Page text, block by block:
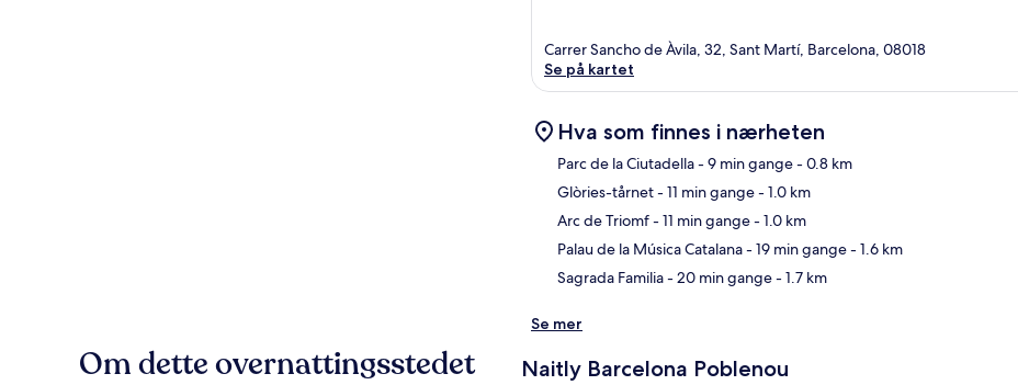
Carrer Sancho de Àvila, 32, Sant Martí, Barcelona, 08018
Se på kartet
Hva som finnes i nærheten
Parc de la Ciutadella- 9 min gange- 0.8 km
Glòries-tårnet- 11 min gange- 1.0 km
Arc de Triomf- 11 min gange- 1.0 km
Palau de la Música Catalana- 19 min gange- 1.6 km
Sagrada Familia- 20 min gange- 1.7 km
Se mer
Om dette overnattingsstedet Naitly Barcelona Poblenou